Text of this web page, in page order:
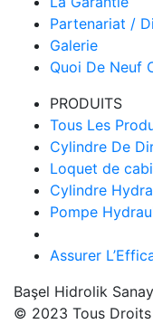
Partenariat /
Galerie
Quoi De Neuf
PRODUITS
Tous Les
Cylindre De
Loquet de
Cylindre
Pompe
Assurer
Başel Hidrolik
© 2023 Tous Droits